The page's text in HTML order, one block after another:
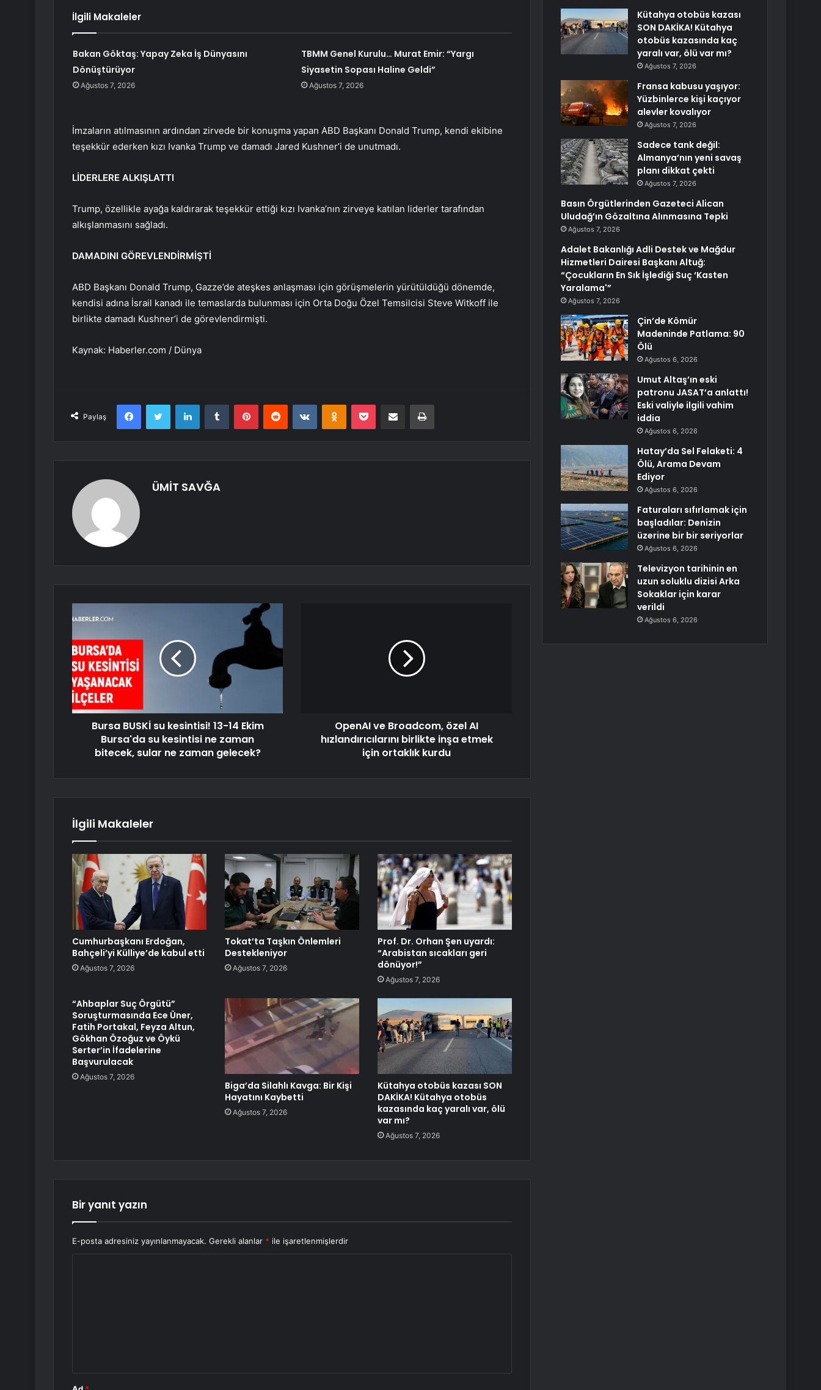
İlgili Makaleler
Bakan Göktaş: Yapay Zeka İş Dünyasını
Dönüştürüyor
Ağustos 7, 2026
TBMM Genel Kurulu… Murat Emir: “Yargı
Siyasetin Sopası Haline Geldi”
Ağustos 7, 2026
İmzaların atılmasının ardından zirvede bir konuşma yapan ABD Başkanı Donald Trump, kendi ekibine
teşekkür ederken kızı Ivanka Trump ve damadı Jared Kushner’i de unutmadı.
LİDERLERE ALKIŞLATTI
Trump, özellikle ayağa kaldırarak teşekkür ettiği kızı Ivanka’nın zirveye katılan liderler tarafından
alkışlanmasını sağladı.
DAMADINI GÖREVLENDİRMİŞTİ
ABD Başkanı Donald Trump, Gazze’de ateşkes anlaşması için görüşmelerin yürütüldüğü dönemde,
kendisi adına İsrail kanadı ile temaslarda bulunması için Orta Doğu Özel Temsilcisi Steve Witkoff ile
birlikte damadı Kushner’i de görevlendirmişti.
Kaynak: Haberler.com / Dünya
Paylaş
FacebookTwitter LinkedInTumblr PinterestReddit VKontakteOdnoklassniki
Pocket E-Posta ile paylaş Yazdır
ÜMİT SAVĞA
Bursa BUSKİ su kesintisi! 13-14 Ekim
Bursa'da su kesintisi ne zaman
bitecek, sular ne zaman gelecek?
OpenAI ve Broadcom, özel AI
hızlandırıcılarını birlikte inşa etmek
için ortaklık kurdu
İlgili Makaleler
Cumhurbaşkanı Erdoğan,
Bahçeli’yi Külliye’de kabul etti
Ağustos 7, 2026
Tokat’ta Taşkın Önlemleri
Destekleniyor
Ağustos 7, 2026
Prof. Dr. Orhan Şen uyardı:
“Arabistan sıcakları geri
dönüyor!”
Ağustos 7, 2026
“Ahbaplar Suç Örgütü”
Soruşturmasında Ece Üner,
Fatih Portakal, Feyza Altun,
Gökhan Özoğuz ve Öykü
Serter’in İfadelerine
Başvurulacak
Ağustos 7, 2026
Biga’da Silahlı Kavga: Bir Kişi
Hayatını Kaybetti
Ağustos 7, 2026
Kütahya otobüs kazası SON
DAKİKA! Kütahya otobüs
kazasında kaç yaralı var, ölü
var mı?
Ağustos 7, 2026
Bir yanıt yazın
E-posta adresiniz yayınlanmayacak. Gerekli alanlar * ile işaretlenmişlerdir
Kütahya otobüs kazası
SON DAKİKA! Kütahya
otobüs kazasında kaç
yaralı var, ölü var mı?
Ağustos 7, 2026
Fransa kabusu yaşıyor:
Yüzbinlerce kişi kaçıyor
alevler kovalıyor
Ağustos 7, 2026
Sadece tank değil:
Almanya’nın yeni savaş
planı dikkat çekti
Ağustos 7, 2026
Basın Örgütlerinden Gazeteci Alican
Uludağ’ın Gözaltına Alınmasına Tepki
Ağustos 7, 2026
Adalet Bakanlığı Adli Destek ve Mağdur
Hizmetleri Dairesi Başkanı Altuğ:
“Çocukların En Sık İşlediği Suç ‘Kasten
Yaralama'”
Ağustos 7, 2026
Çin’de Kömür
Madeninde Patlama: 90
Ölü
Ağustos 6, 2026
Umut Altaş’ın eski
patronu JASAT’a anlattı!
Eski valiyle ilgili vahim
iddia
Ağustos 6, 2026
Hatay’da Sel Felaketi: 4
Ölü, Arama Devam
Ediyor
Ağustos 6, 2026
Faturaları sıfırlamak için
başladılar: Denizin
üzerine bir bir seriyorlar
Ağustos 6, 2026
Televizyon tarihinin en
uzun soluklu dizisi Arka
Sokaklar için karar
verildi
Ağustos 6, 2026